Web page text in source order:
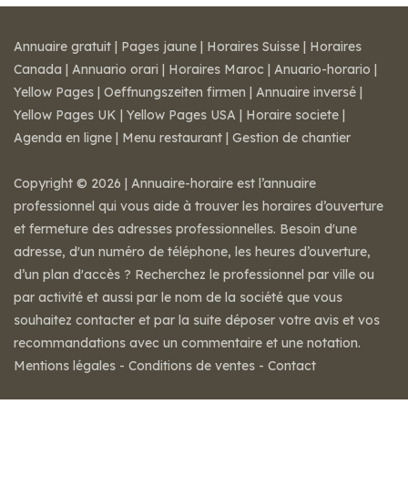
Annuaire gratuit | Pages jaune | Horaires Suisse | Horaires
Canada | Annuario orari | Horaires Maroc | Anuario-horario |
Yellow Pages | Oeffnungszeiten firmen | Annuaire inversé |
Yellow Pages UK | Yellow Pages USA | Horaire societe |
Agenda en ligne | Menu restaurant | Gestion de chantier
Copyright © 2026 | Annuaire-horaire est l’annuaire
professionnel qui vous aide à trouver les horaires d’ouverture
et fermeture des adresses professionnelles. Besoin d'une
adresse, d'un numéro de téléphone, les heures d’ouverture,
d’un plan d'accès ? Recherchez le professionnel par ville ou
par activité et aussi par le nom de la société que vous
souhaitez contacter et par la suite déposer votre avis et vos
recommandations avec un commentaire et une notation.
Mentions légales - Conditions de ventes - Contact